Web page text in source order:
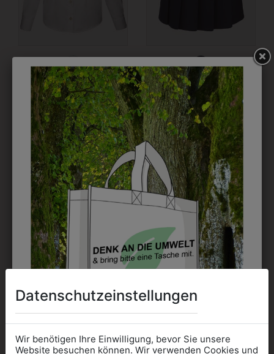
0BLULA3
MÄDCHENBLUSE
LANGARM WEISS
€ 44,90
9KRW04BL01
KINDERFALTENROCK
DUNKELBLAU
€ 69,90
Datenschutzeinstellungen
Wir benötigen Ihre Einwilligung, bevor Sie unsere
Website besuchen können. Wir verwenden Cookies und